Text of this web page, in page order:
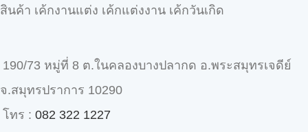
สินค้า เค้กงานแต่ง เค้กแต่งงาน เค้กวันเกิด
190/73 หมู่ที่ 8 ต.ในคลองบางปลากด อ.พระสมุทรเจดีย์
จ.สมุทรปราการ 10290
โทร : 082 322 1227